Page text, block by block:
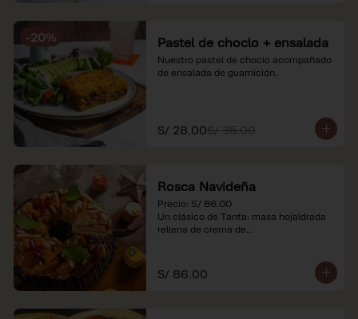
-20% Pastel de choclo + ensalada
Nuestro pastel de choclo acompañado
de ensalada de guarnición.
S/ 28.00S/ 35.00
Rosca Navideña
Precio: S/ 86.00
Un clásico de Tanta: masa hojaldrada
rellena de crema de
*Nuestros precios están expresados en
soles e incluyen impuestos de ley y
S/ 86.00